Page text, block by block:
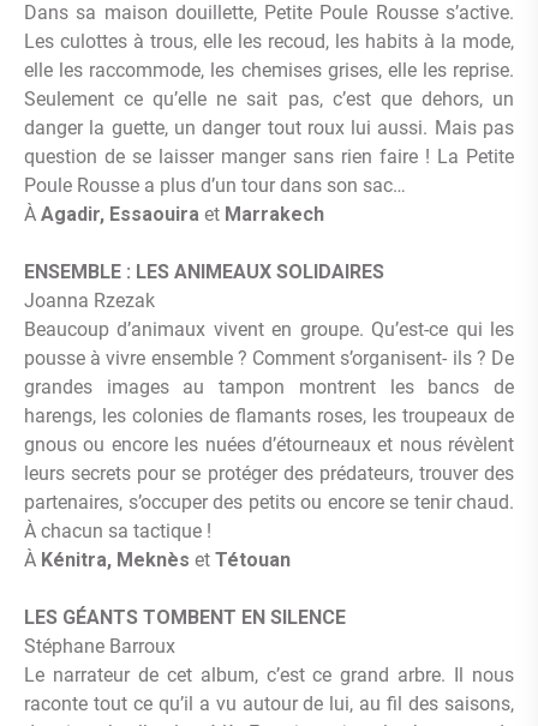
Dans sa maison douillette, Petite Poule Rousse s’active.
Les culottes à trous, elle les recoud, les habits à la mode,
elle les raccommode, les chemises grises, elle les reprise.
Seulement ce qu’elle ne sait pas, c’est que dehors, un
danger la guette, un danger tout roux lui aussi. Mais pas
question de se laisser manger sans rien faire ! La Petite
Poule Rousse a plus d’un tour dans son sac…
À Agadir, Essaouira et Marrakech
ENSEMBLE : LES ANIMEAUX SOLIDAIRES
Joanna Rzezak
Beaucoup d’animaux vivent en groupe. Qu’est-ce qui les
pousse à vivre ensemble ? Comment s’organisent- ils ? De
grandes images au tampon montrent les bancs de
harengs, les colonies de flamants roses, les troupeaux de
gnous ou encore les nuées d’étourneaux et nous révèlent
leurs secrets pour se protéger des prédateurs, trouver des
partenaires, s’occuper des petits ou encore se tenir chaud.
À chacun sa tactique !
À Kénitra, Meknès et Tétouan
LES GÉANTS TOMBENT EN SILENCE
Stéphane Barroux
Le narrateur de cet album, c’est ce grand arbre. Il nous
raconte tout ce qu’il a vu autour de lui, au fil des saisons,